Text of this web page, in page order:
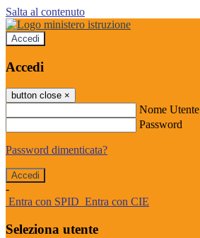
Salta al contenuto
Accedi
Accedi
button close ×
Nome Utente
Password
Password dimenticata?
-
Entra con SPID Entra con CIE
Seleziona utente